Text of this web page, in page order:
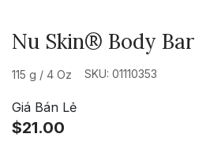
Nu Skin® Body Bar
115 g / 4 Oz SKU: 01110353
Giá Bán Lẻ
$21.00